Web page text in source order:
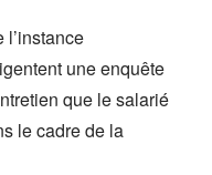
l’instance
une enquête
que le salarié
le cadre de la